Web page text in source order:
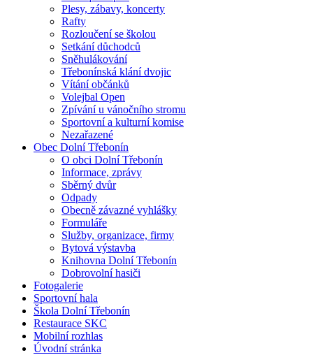
Plesy, zábavy, koncerty
Rafty
Rozloučení se školou
Setkání důchodců
Sněhulákování
Třebonínská klání dvojic
Vítání občánků
Volejbal Open
Zpívání u vánočního stromu
Sportovní a kulturní komise
Nezařazené
Obec Dolní Třebonín
O obci Dolní Třebonín
Informace, zprávy
Sběrný dvůr
Odpady
Obecně závazné vyhlášky
Formuláře
Služby, organizace, firmy
Bytová výstavba
Knihovna Dolní Třebonín
Dobrovolní hasiči
Fotogalerie
Sportovní hala
Škola Dolní Třebonín
Restaurace SKC
Mobilní rozhlas
Úvodní stránka